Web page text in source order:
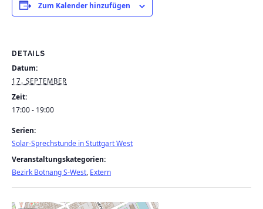
Zum Kalender hinzufügen
DETAILS
Datum:
17. SEPTEMBER
Zeit:
17:00 - 19:00
Serien:
Solar-Sprechstunde in Stuttgart West
Veranstaltungskategorien:
Bezirk Botnang S-West, Extern